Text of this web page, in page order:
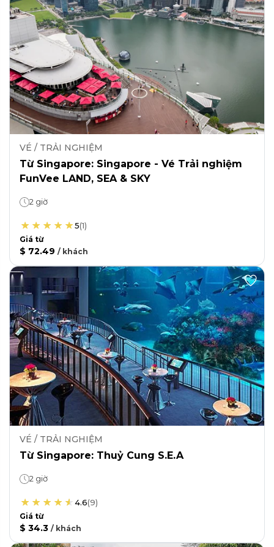
VÉ / TRẢI NGHIỆM
Từ Singapore: Singapore - Vé Trải nghiệm
FunVee LAND, SEA & SKY
2 giờ
5(1)
Giá từ
$ 72.49 / khách
VÉ / TRẢI NGHIỆM
Từ Singapore: Thuỷ Cung S.E.A
2 giờ
4.6(9)
Giá từ
$ 34.3 / khách